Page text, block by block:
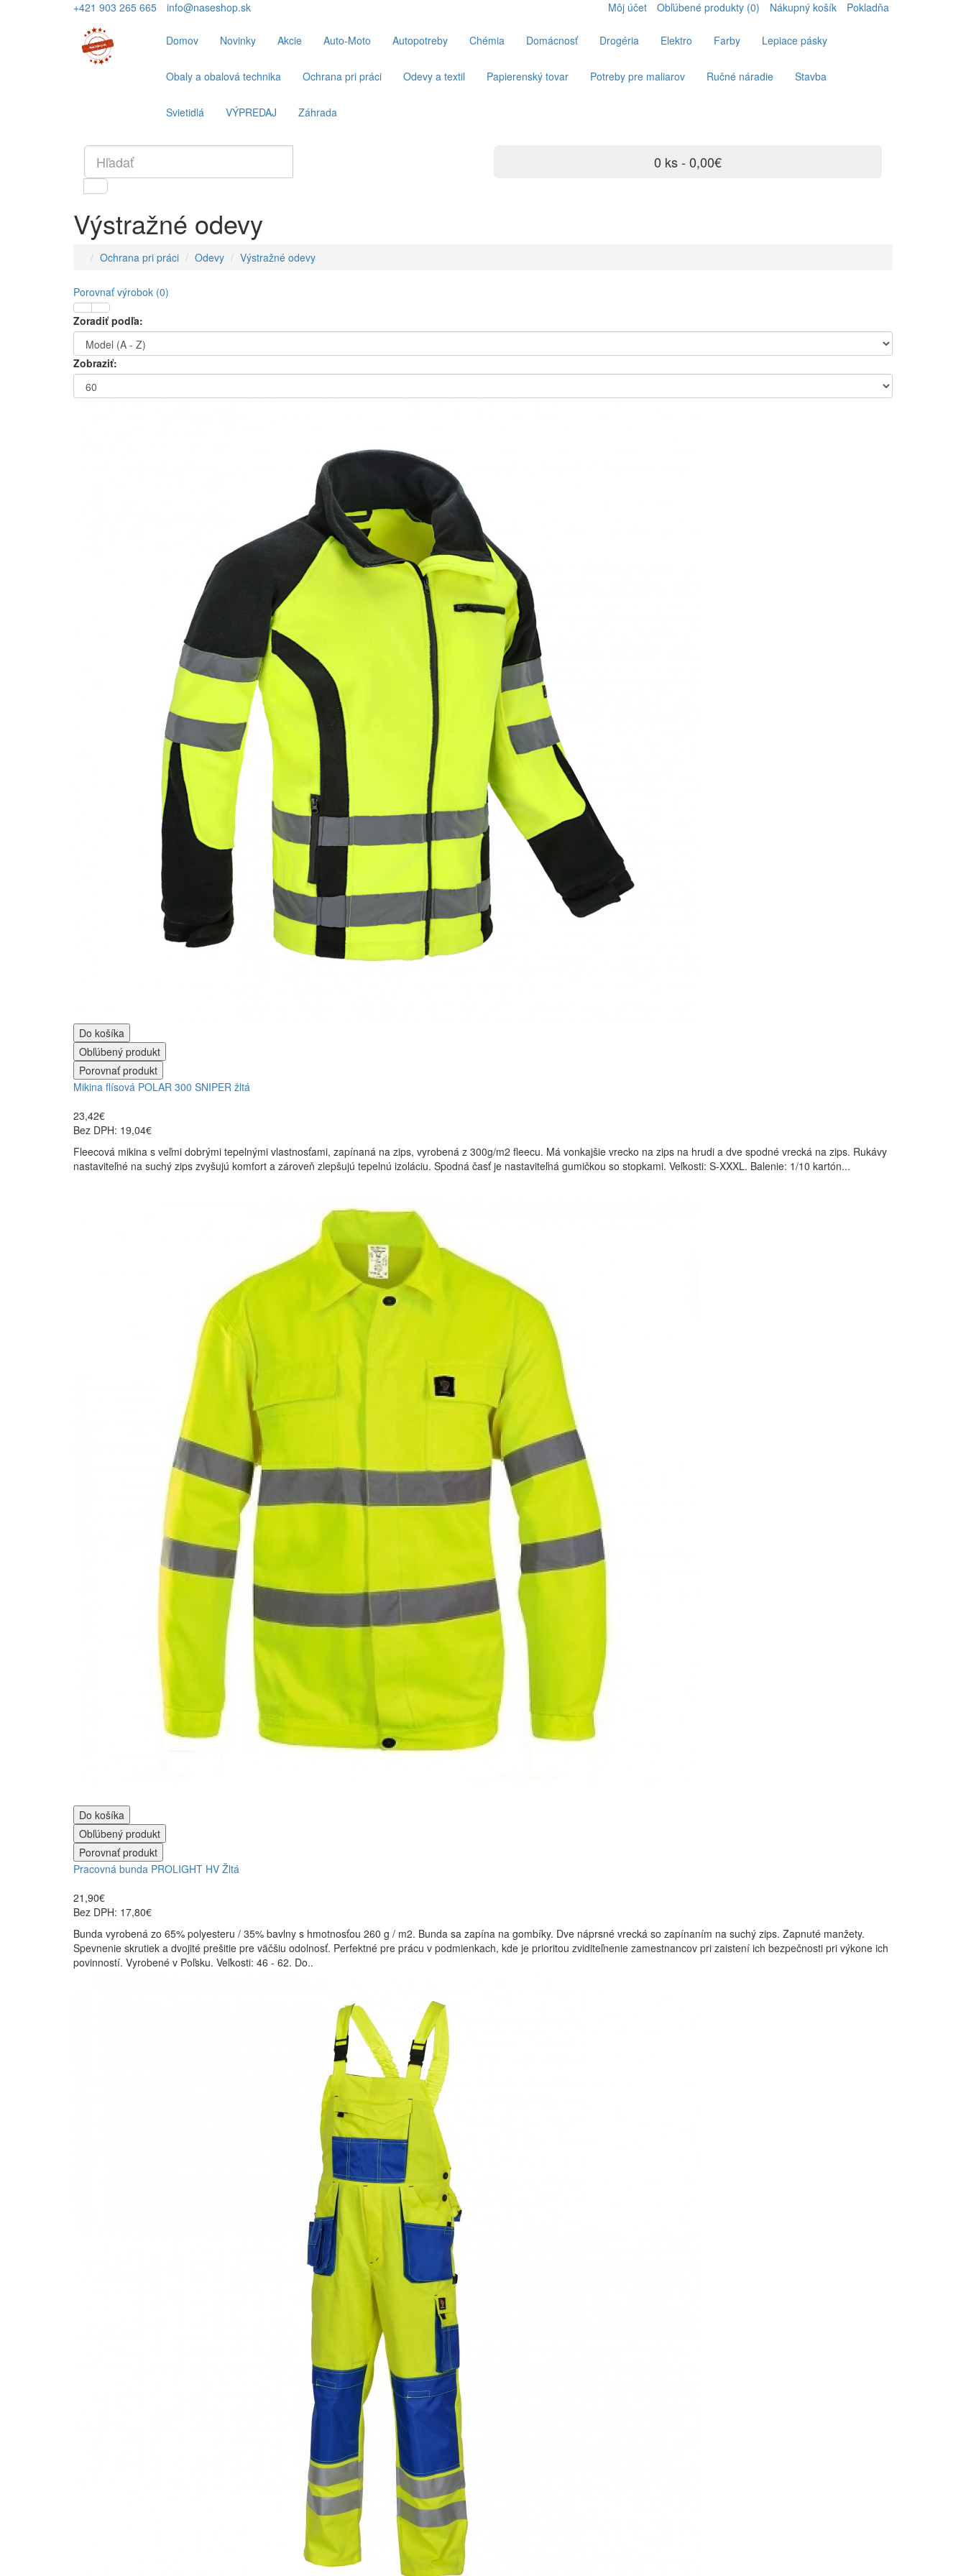
+421 903 265 665 info@naseshop.sk Môj účet Obľúbené produkty (0) Nákupný košík Pokladňa
Domov Novinky Akcie Auto-Moto Autopotreby Chémia Domácnosť Drogéria Elektro Farby Lepiace pásky
Obaly a obalová technika Ochrana pri práci Odevy a textil Papierenský tovar Potreby pre maliarov Ručné náradie Stavba
Svietidlá VÝPREDAJ Záhrada
0 ks - 0,00€
Výstražné odevy
Ochrana pri práci Odevy Výstražné odevy
Porovnať výrobok (0)
Zoradiť podľa:
Zobraziť:
Do košíka
Obľúbený produkt
Porovnať produkt
Mikina flísová POLAR 300 SNIPER žltá
23,42€
Bez DPH: 19,04€
Fleecová mikina s veľmi dobrými tepelnými vlastnosťami, zapínaná na zips, vyrobená z 300g/m2 fleecu. Má vonkajšie vrecko na zips na hrudi a dve spodné vrecká na zips. Rukávy
nastaviteľné na suchý zips zvyšujú komfort a zároveň zlepšujú tepelnú izoláciu. Spodná časť je nastaviteľná gumičkou so stopkami. Veľkosti: S-XXXL. Balenie: 1/10 kartón...
Do košíka
Obľúbený produkt
Porovnať produkt
Pracovná bunda PROLIGHT HV Žltá
21,90€
Bez DPH: 17,80€
Bunda vyrobená zo 65% polyesteru / 35% bavlny s hmotnosťou 260 g / m2. Bunda sa zapína na gombíky. Dve náprsné vrecká so zapínaním na suchý zips. Zapnuté manžety.
Spevnenie skrutiek a dvojité prešitie pre väčšiu odolnosť. Perfektné pre prácu v podmienkach, kde je prioritou zviditeľnenie zamestnancov pri zaistení ich bezpečnosti pri výkone ich
povinností. Vyrobené v Poľsku. Veľkosti: 46 - 62. Do..